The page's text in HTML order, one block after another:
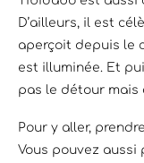
D’ailleurs, il est
aperçoit depuis le
est illuminée. Et
pas le détour mais
Pour y aller,
Vous pouvez aussi